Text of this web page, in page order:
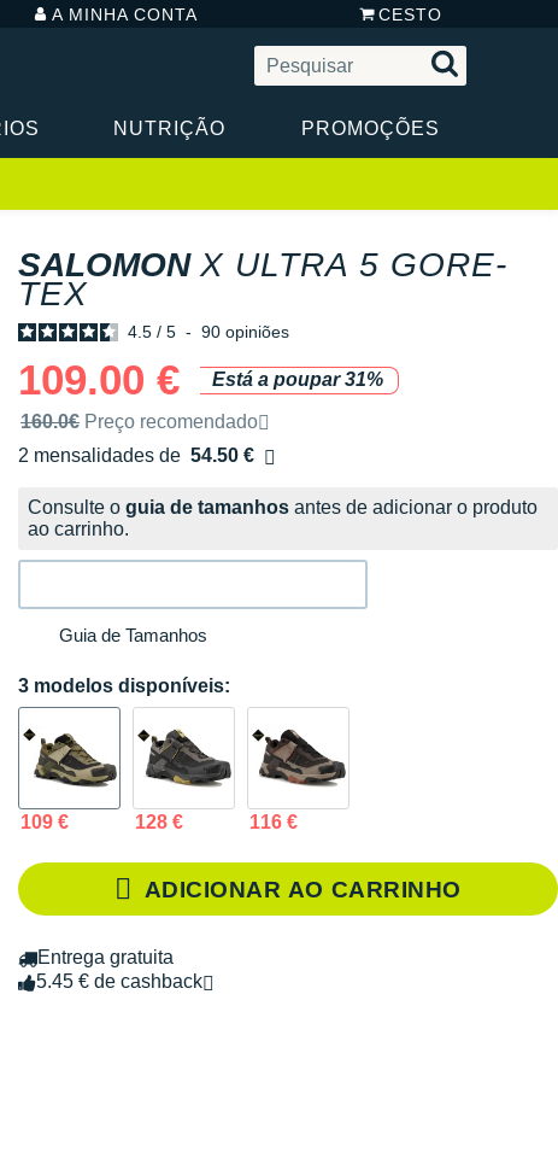
A MINHA CONTA CESTO
NUTRIÇÃO PROMOÇÕES
SALOMON X ULTRA 5 GORE-
TEX
4.5 / 5 - 90 opiniões
109.00 €
Está a poupar 31%
Preço de venda recomendado pela marca
160.0€ Preço recomendado
2 mensalidades de 54.50 €
sem custos
Consulte o guia de tamanhos antes de adicionar o produto
ao carrinho.
Guia de Tamanhos
3 modelos disponíveis:
109 € 128 € 116 €
ADICIONAR AO CARRINHO
Entrega gratuita
5.45 € de cashback